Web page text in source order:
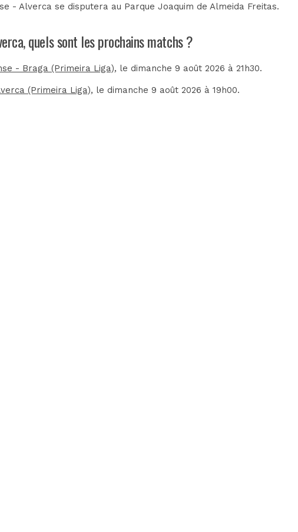
- Alverca se disputera au Parque Joaquim de Almeida Freitas.
quels sont les prochains matchs ?
- Braga (Primeira Liga), le dimanche 9 août 2026 à 21h30.
(Primeira Liga), le dimanche 9 août 2026 à 19h00.